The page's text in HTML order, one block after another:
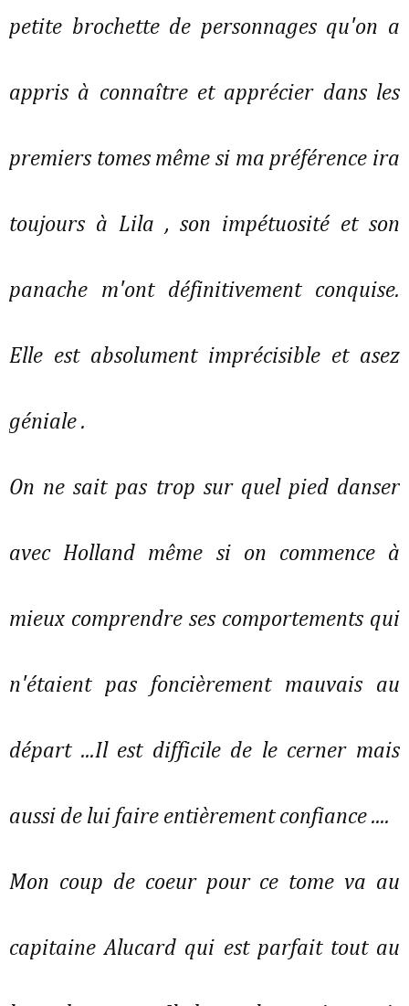
petite brochette de personnages qu'on a
appris à connaître et apprécier dans les
premiers tomes même si ma préférence ira
toujours à Lila , son impétuosité et son
panache m'ont définitivement conquise.
Elle est absolument imprécisible et asez
géniale .
On ne sait pas trop sur quel pied danser
avec Holland même si on commence à
mieux comprendre ses comportements qui
n'étaient pas foncièrement mauvais au
départ ...Il est difficile de le cerner mais
aussi de lui faire entièrement confiance ....
Mon coup de coeur pour ce tome va au
capitaine Alucard qui est parfait tout au